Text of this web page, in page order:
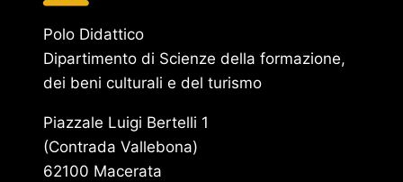
Polo Didattico
Dipartimento di Scienze della formazione,
dei beni culturali e del turismo
Piazzale Luigi Bertelli 1
(Contrada Vallebona)
62100 Macerata